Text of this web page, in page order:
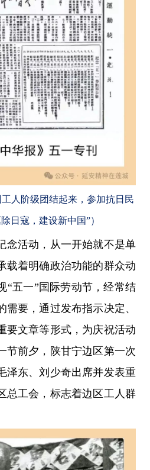
工人阶级团结起来，参加抗日民
日寇，建设新中国”）
念活动，从一开始就不是单
载着明确政治功能的群众动
“五一”国际劳动节，经常结
要，通过发布指示决定、
要文章等形式，为庆祝活动
节前夕，陕甘宁边区第一次
泽东、刘少奇出席并发表重
总工会，标志着边区工人群